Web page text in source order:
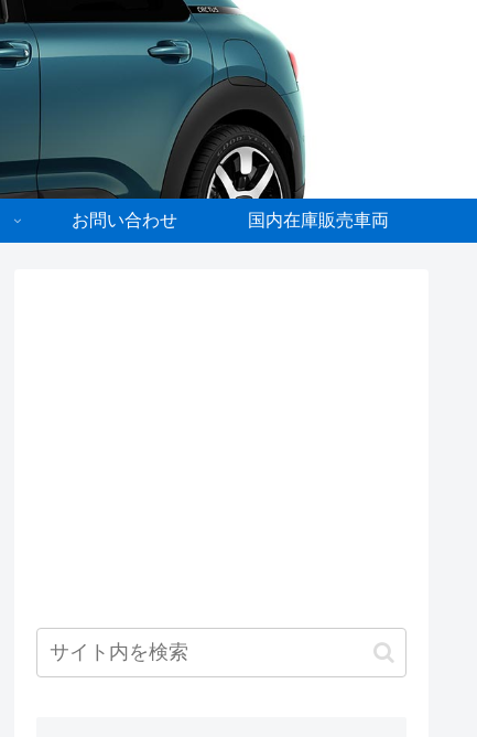
お問い合わせ 国内在庫販売車両